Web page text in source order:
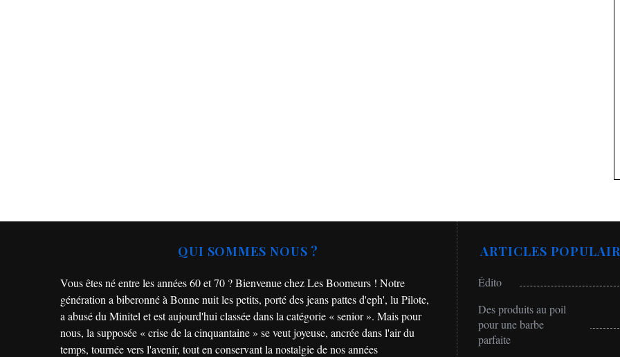
QUI SOMMES NOUS ?
Vous êtes né entre les années 60 et 70 ? Bienvenue chez Les Boomeurs ! Notre
génération a biberonné à Bonne nuit les petits, porté des jeans pattes d'eph', lu Pilote,
a abusé du Minitel et est aujourd'hui classée dans la catégorie « senior ». Mais pour
nous, la supposée « crise de la cinquantaine » se veut joyeuse, ancrée dans l'air du
temps, tournée vers l'avenir, tout en conservant la nostalgie de nos années
ARTICLES
Édito
Des produits au poil
pour une barbe
parfaite